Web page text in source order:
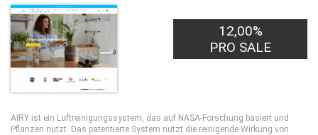
12,00%
PRO SALE
AIRY ist ein Luftreinigungssystem, das auf NASA-Forschung basiert und
Pflanzen nutzt. Das patentierte System nutzt die reinigende Wirkung von